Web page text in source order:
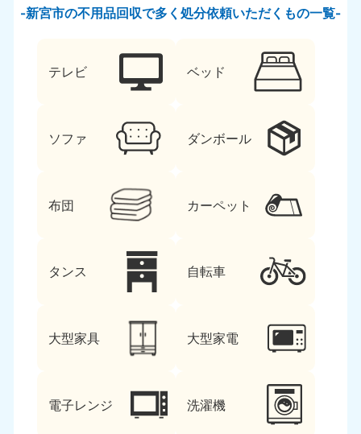
新宮市の不用品回収で多く処分依頼いただくもの一覧
テレビ ベッド
ソファ ダンボール
布団 カーペット
タンス 自転車
大型家具 大型家電
電子レンジ 洗濯機